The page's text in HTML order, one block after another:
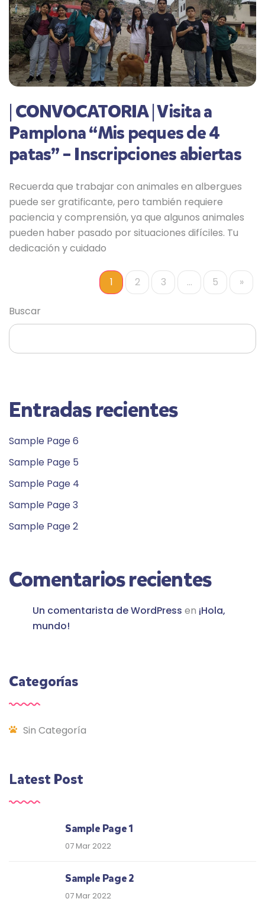
| CONVOCATORIA | Visita a
Pamplona “Mis peques de 4
patas” – Inscripciones abiertas
Recuerda que trabajar con animales en albergues
puede ser gratificante, pero también requiere
paciencia y comprensión, ya que algunos animales
pueden haber pasado por situaciones difíciles. Tu
dedicación y cuidado
1 2 3 … 5 »
Buscar
BUSCAR
Entradas recientes
Sample Page 6
Sample Page 5
Sample Page 4
Sample Page 3
Sample Page 2
Comentarios recientes
Un comentarista de WordPress en ¡Hola,
mundo!
Categorías
Sin Categoría
Latest Post
Sample Page 1
07 Mar 2022
Sample Page 2
07 Mar 2022